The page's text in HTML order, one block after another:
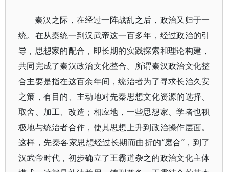
秦汉之际，在经过一阵战乱之后，政治又归于一
统。在从秦统一到汉武帝这一百多年，经过政治的引
导，思想家的配合，即长期的实践探索和理论构建，
共同完成了秦汉政治文化整合。所谓秦汉政治文化整
合主要是指在这百余年间，统治者为了寻求长治久安
之策，有目的、主动地对先秦思想文化资源的选择、
取舍、加工、改造；相应地，一些思想家、学者也积
极地与统治者合作，使其思想上升到政治操作层面。
这样，先秦各家思想经过长期而曲折的“磨合”，到了
汉武帝时代，初步确立了王霸道杂之的政治文化主体